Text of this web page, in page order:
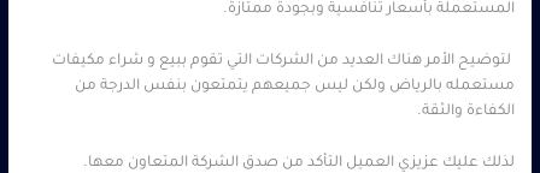
المستعملة بأسعار تنافسية وبجودة ممتازة.
لتوضيح الأمر هناك العديد من الشركات التي تقوم ببيع و شراء مكيفات
مستعمله بالرياض ولكن ليس جميعهم يتمتعون بنفس الدرجة من
الكفاءة والثقة.
لذلك عليك عزيزي العميل التأكد من صدق الشركة المتعاون معها.